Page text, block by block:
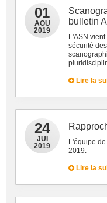
01
AOU
2019
bulletin
L'ASN
sécurité
Lire la
24
JUI
2019
L'équipe
2019.
Lire la